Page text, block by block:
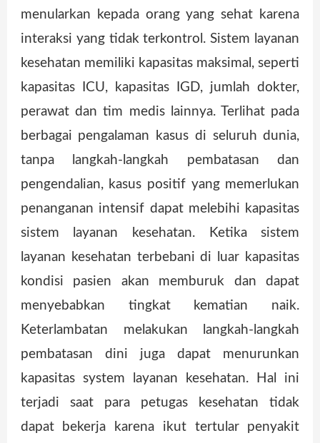
menularkan kepada orang yang sehat karena
interaksi yang tidak terkontrol. Sistem layanan
kesehatan memiliki kapasitas maksimal, seperti
kapasitas ICU, kapasitas IGD, jumlah dokter,
perawat dan tim medis lainnya. Terlihat pada
berbagai pengalaman kasus di seluruh dunia,
tanpa langkah-langkah pembatasan dan
pengendalian, kasus positif yang memerlukan
penanganan intensif dapat melebihi kapasitas
sistem layanan kesehatan. Ketika sistem
layanan kesehatan terbebani di luar kapasitas
kondisi pasien akan memburuk dan dapat
menyebabkan tingkat kematian naik.
Keterlambatan melakukan langkah-langkah
pembatasan dini juga dapat menurunkan
kapasitas system layanan kesehatan. Hal ini
terjadi saat para petugas kesehatan tidak
dapat bekerja karena ikut tertular penyakit